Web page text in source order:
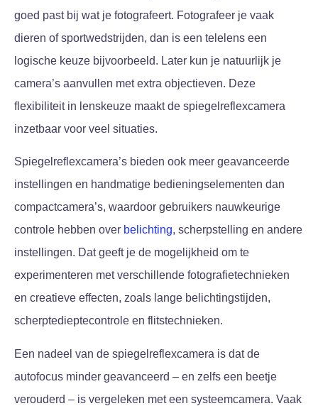
goed past bij wat je fotografeert. Fotografeer je vaak
dieren of sportwedstrijden, dan is een telelens een
logische keuze bijvoorbeeld. Later kun je natuurlijk je
camera’s aanvullen met extra objectieven. Deze
flexibiliteit in lenskeuze maakt de spiegelreflexcamera
inzetbaar voor veel situaties.
Spiegelreflexcamera’s bieden ook meer geavanceerde
instellingen en handmatige bedieningselementen dan
compactcamera’s, waardoor gebruikers nauwkeurige
controle hebben over belichting, scherpstelling en andere
instellingen. Dat geeft je de mogelijkheid om te
experimenteren met verschillende fotografietechnieken
en creatieve effecten, zoals lange belichtingstijden,
scherptedieptecontrole en flitstechnieken.
Een nadeel van de spiegelreflexcamera is dat de
autofocus minder geavanceerd – en zelfs een beetje
verouderd – is vergeleken met een systeemcamera. Vaak